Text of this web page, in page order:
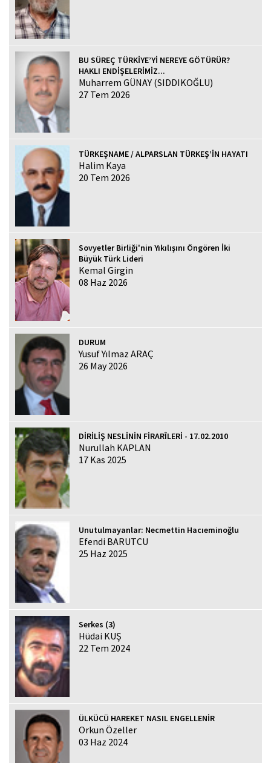
BU SÜREÇ TÜRKİYE’Yİ NEREYE GÖTÜRÜR?
HAKLI ENDİŞELERİMİZ...
Muharrem GÜNAY (SIDDIKOĞLU)
27 Tem 2026
TÜRKEŞNAME / ALPARSLAN TÜRKEŞ’İN HAYATI
Halim Kaya
20 Tem 2026
Sovyetler Birliği'nin Yıkılışını Öngören İki
Büyük Türk Lideri
Kemal Girgin
08 Haz 2026
DURUM
Yusuf Yılmaz ARAÇ
26 May 2026
DİRİLİŞ NESLİNİN FİRARÎLERİ - 17.02.2010
Nurullah KAPLAN
17 Kas 2025
Unutulmayanlar: Necmettin Hacıeminoğlu
Efendi BARUTCU
25 Haz 2025
Serkes (3)
Hüdai KUŞ
22 Tem 2024
ÜLKÜCÜ HAREKET NASIL ENGELLENİR
Orkun Özeller
03 Haz 2024